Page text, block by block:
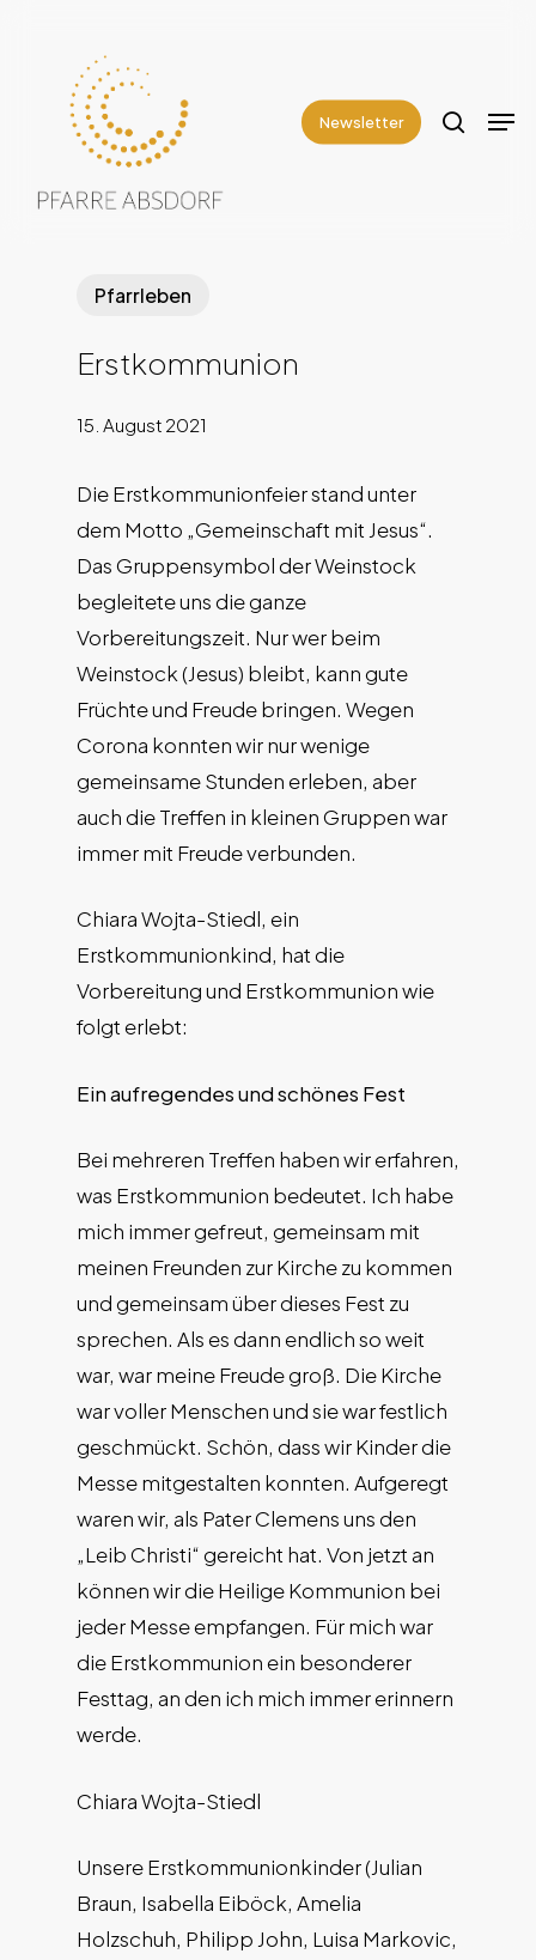
content
Newsletter
Pfarrleben
Erstkommunion
15. August 2021
Die Erstkommunionfeier stand unter
dem Motto „Gemeinschaft mit Jesus“.
Das Gruppensymbol der Weinstock
begleitete uns die ganze
Vorbereitungszeit. Nur wer beim
Weinstock (Jesus) bleibt, kann gute
Früchte und Freude bringen. Wegen
Corona konnten wir nur wenige
gemeinsame Stunden erleben, aber
auch die Treffen in kleinen Gruppen war
immer mit Freude verbunden.
Chiara Wojta-Stiedl, ein
Erstkommunionkind, hat die
Vorbereitung und Erstkommunion wie
folgt erlebt:
Ein aufregendes und schönes Fest
Bei mehreren Treffen haben wir erfahren,
was Erstkommunion bedeutet. Ich habe
mich immer gefreut, gemeinsam mit
meinen Freunden zur Kirche zu kommen
und gemeinsam über dieses Fest zu
sprechen. Als es dann endlich so weit
war, war meine Freude groß. Die Kirche
war voller Menschen und sie war festlich
geschmückt. Schön, dass wir Kinder die
Messe mitgestalten konnten. Aufgeregt
waren wir, als Pater Clemens uns den
„Leib Christi“ gereicht hat. Von jetzt an
können wir die Heilige Kommunion bei
jeder Messe empfangen. Für mich war
die Erstkommunion ein besonderer
Festtag, an den ich mich immer erinnern
werde.
Chiara Wojta-Stiedl
Unsere Erstkommunionkinder (Julian
Braun, Isabella Eiböck, Amelia
Holzschuh, Philipp John, Luisa Markovic,
Menu